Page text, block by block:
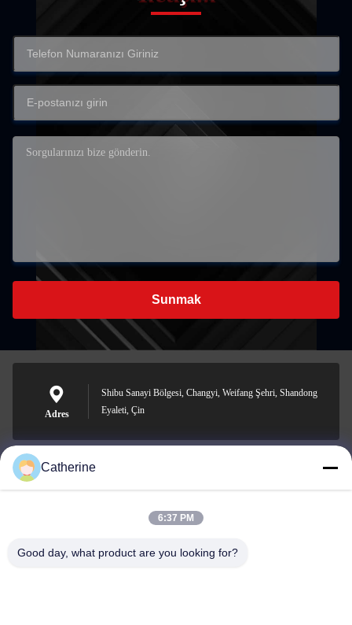
Sunmak
Adres
Shibu Sanayi Bölgesi, Changyi, Weifang Şehri, Shandong
Eyaleti, Çin
padraic@huayumachine.cn
Catherine
6:37 PM
Good day, what product are you looking for?